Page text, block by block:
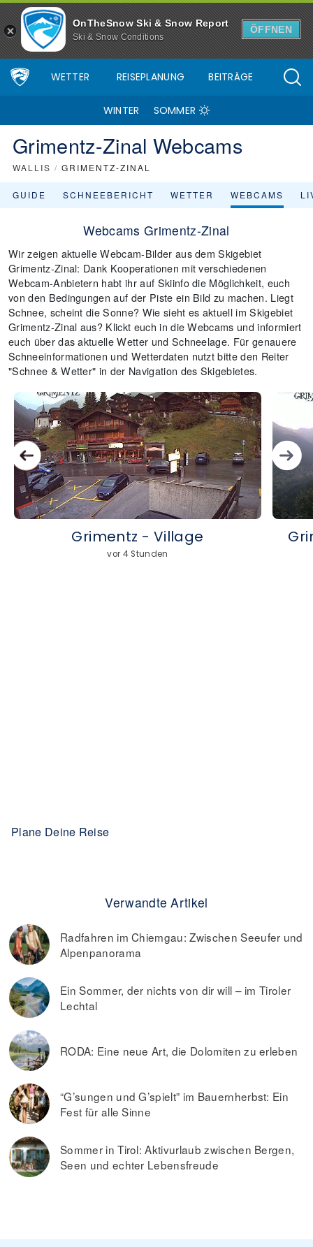
OnTheSnow Ski & Snow Report
Ski & Snow Conditions
ÖFFNEN
WETTER REISEPLANUNG BEITRÄGE
WINTER SOMMER
Grimentz-Zinal Webcams
WALLIS / GRIMENTZ-ZINAL
GUIDE SCHNEEBERICHT WETTER WEBCAMS
Webcams Grimentz-Zinal
Wir zeigen aktuelle Webcam-Bilder aus dem Skigebiet
Grimentz-Zinal: Dank Kooperationen mit verschiedenen
Webcam-Anbietern habt ihr auf Skiinfo die Möglichkeit, euch
von den Bedingungen auf der Piste ein Bild zu machen. Liegt
Schnee, scheint die Sonne? Wie sieht es aktuell im Skigebiet
Grimentz-Zinal aus? Klickt euch in die Webcams und informiert
euch über das aktuelle Wetter und Schneelage. Für genauere
Schneeinformationen und Wetterdaten nutzt bitte den Reiter
"Schnee & Wetter" in der Navigation des Skigebietes.
Grimentz - Village
vor 4 Stunden
Plane Deine Reise
Verwandte Artikel
Radfahren im Chiemgau: Zwischen Seeufer und
Alpenpanorama
Ein Sommer, der nichts von dir will – im Tiroler
Lechtal
RODA: Eine neue Art, die Dolomiten zu erleben
“G’sungen und G’spielt” im Bauernherbst: Ein
Fest für alle Sinne
Sommer in Tirol: Aktivurlaub zwischen Bergen,
Seen und echter Lebensfreude